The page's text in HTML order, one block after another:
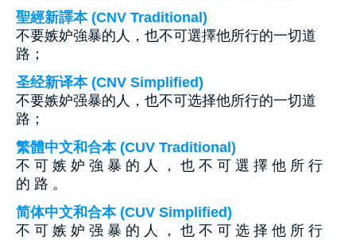
聖經新譯本 (CNV Traditional)
不要嫉妒強暴的人，也不可選擇他所行的一切道
路；
圣经新译本 (CNV Simplified)
不要嫉妒强暴的人，也不可选择他所行的一切道
路；
繁體中文和合本 (CUV Traditional)
不 可 嫉 妒 強 暴 的 人 ， 也 不 可 選 擇 他 所 行
的 路 。
简体中文和合本 (CUV Simplified)
不 可 嫉 妒 强 暴 的 人 ， 也 不 可 选 择 他 所 行